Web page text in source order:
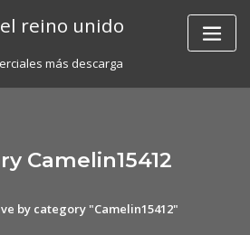
reino unido
más descarga
Camelin15412
by category "Camelin15412"